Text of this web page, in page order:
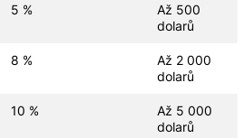
5 %
Až 500
dolarů
8 %
Až 2 000
dolarů
10 %
Až 5 000
dolarů